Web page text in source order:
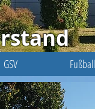
GSV Fußball